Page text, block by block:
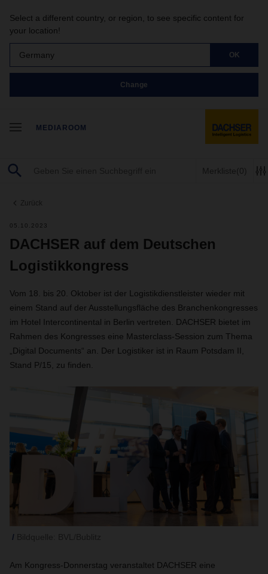
Select a different country, or region, to see specific content for
your location!
Germany OK
Change
MEDIAROOM
Merkliste(0)
Zurück
05.10.2023
DACHSER auf dem Deutschen
Logistikkongress
Vom 18. bis 20. Oktober ist der Logistikdienstleister wieder mit
einem Stand auf der Ausstellungsfläche des Branchenkongresses
im Hotel Intercontinental in Berlin vertreten. DACHSER bietet im
Rahmen des Kongresses eine Masterclass-Session zum Thema
„Digital Documents“ an. Der Logistiker ist in Raum Potsdam II,
Stand P/15, zu finden.
Am Kongress-Donnerstag veranstaltet DACHSER eine